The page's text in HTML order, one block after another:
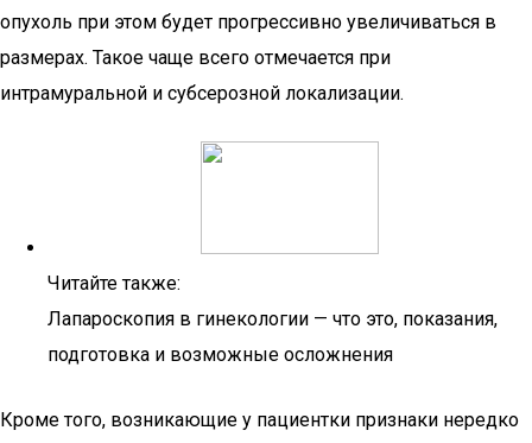
опухоль при этом будет прогрессивно увеличиваться в
размерах. Такое чаще всего отмечается при
интрамуральной и субсерозной локализации.
Читайте также:
Лапароскопия в гинекологии — что это, показания,
подготовка и возможные осложнения
Кроме того, возникающие у пациентки признаки нередко